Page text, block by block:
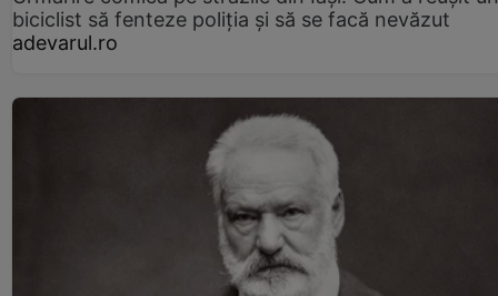
biciclist să fenteze poliția și să se facă nevăzut
adevarul.ro